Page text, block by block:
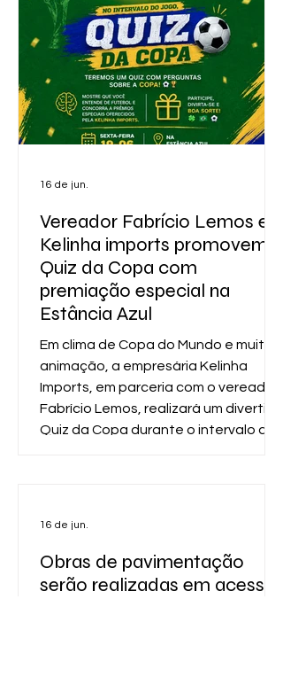
Transparência dos Festejos Juninos,
ferramenta que disponibiliza
informações sobre investimentos,
contratações e despesas
relacionadas à r
Vereador Fabrício Lemos e
Kelinha imports promovem
Quiz da Copa com
premiação especial na
Estância Azul
Em clima de Copa do Mundo e muita
animação, a empresária Kelinha
Imports, em parceria com o vereador
Fabrício Lemos, realizará um divertido
Quiz da Copa durante o intervalo da
interação, conhecimento e
entretenimento. Os participantes
16 de jun.
Obras de pavimentação
serão realizadas em acessos
16 de jun.